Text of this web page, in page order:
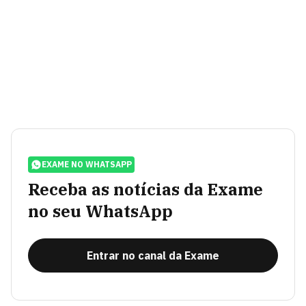
EXAME NO WHATSAPP
Receba as notícias da Exame
no seu WhatsApp
Entrar no canal da Exame